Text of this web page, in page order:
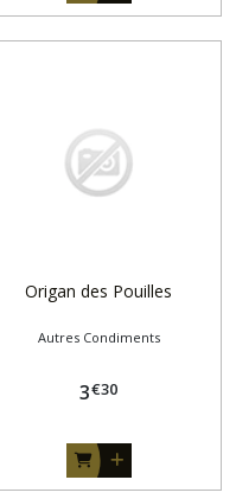
Origan des Pouilles
Autres Condiments
3€30